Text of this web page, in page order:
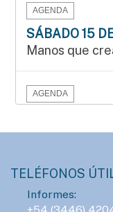
AGENDA
SÁBADO 15
Manos que
AGENDA
Gran Prix
AGENDA
DOMINGO 16
TELÉFONOS
Informes: